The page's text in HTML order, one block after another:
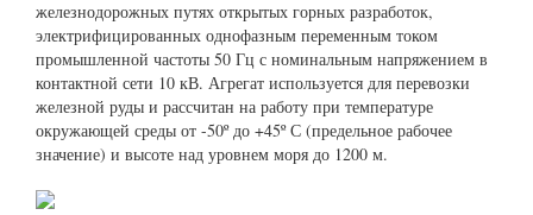
железнодорожных путях открытых горных разработок,
электрифицированных однофазным переменным током
промышленной частоты 50 Гц с номинальным напряжением в
контактной сети 10 кВ. Агрегат используется для перевозки
железной руды и рассчитан на работу при температуре
окружающей среды от -50º до +45º С (предельное рабочее
значение) и высоте над уровнем моря до 1200 м.